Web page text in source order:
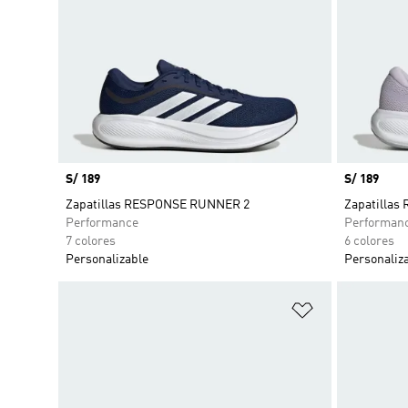
Precio
S/ 189
Zapatillas RESPONSE RUNNER 2
Performance
7 colores
Personalizable
Precio
S/ 189
Zapatillas
6 colores